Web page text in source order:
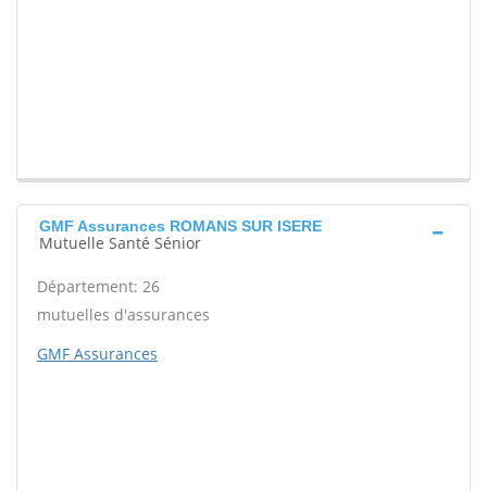
GMF Assurances ROMANS SUR ISERE
Mutuelle Santé Sénior
Département: 26
mutuelles d'assurances
GMF Assurances